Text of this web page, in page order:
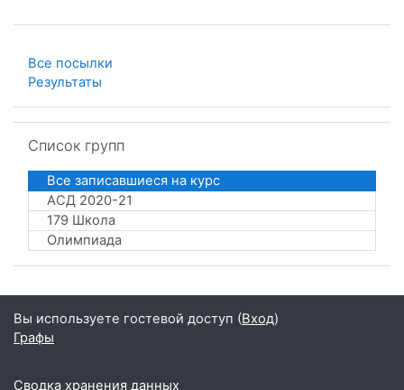
Все посылки
Результаты
Список групп
Все записавшиеся на курс
АСД 2020-21
179 Школа
Олимпиада
Вы используете гостевой доступ (Вход)
Графы
Сводка хранения данных